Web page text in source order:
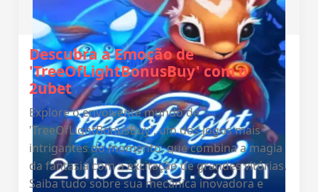
Descubra a Emoção de
'TreeOfLightBonusBuy' com o
2ubet
Explore o envolvente mundo de
'TreeOfLightBonusBuy', um dos jogos mais
intrigantes do momento, que combina a magia
da fantasia com a excitação de grandes vitórias.
Saiba tudo sobre sua mecânica inovadora e